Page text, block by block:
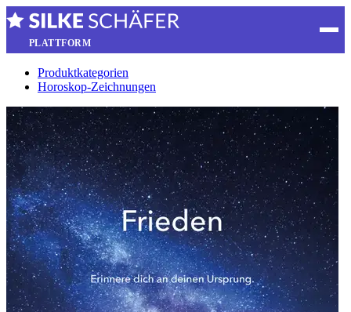
PLATTFORM
Produktkategorien
Horoskop-Zeichnungen